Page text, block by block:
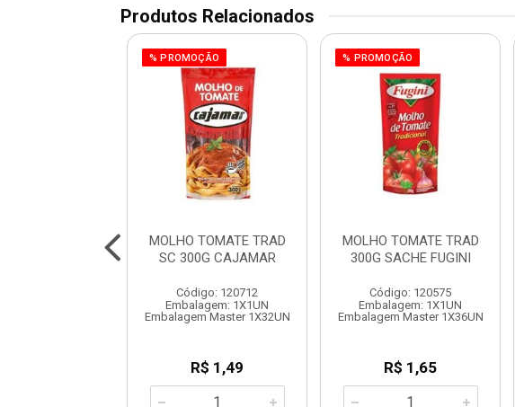
Produtos Relacionados
% PROMOÇÃO
MOLHO TOMATE TRAD
SC 300G CAJAMAR
Código: 120712
Embalagem: 1X1UN
Embalagem Master 1X32UN
R$ 1,49
% PROMOÇÃO
MOLHO TOMATE TRAD
300G SACHE FUGINI
Código: 120575
Embalagem: 1X1UN
Embalagem Master 1X36UN
R$ 1,65